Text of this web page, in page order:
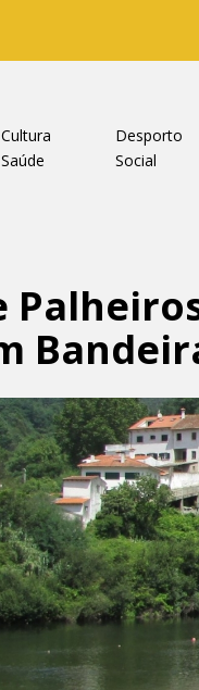
Cultura Desporto
Saúde Social